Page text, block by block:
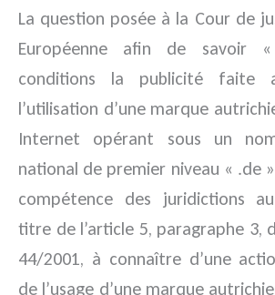
La question posée à la Cour de
Européenne afin de savoir
conditions la publicité faite
l’utilisation d’une marque
Internet opérant sous un
national de premier niveau « .de
compétence des juridictions
titre de l’article 5, paragraphe 3,
44/2001, à connaître d’une
de l’usage d’une marque